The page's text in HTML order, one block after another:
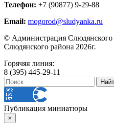
Телефон: +7 (90877) 9-29-88
Email: mogorod@sludyanka.ru
© Администрация Слюдянского
Слюдянского района 2026г.
Горячяя линия:
8 (395) 445-29-11
Публикация миниатюры
×